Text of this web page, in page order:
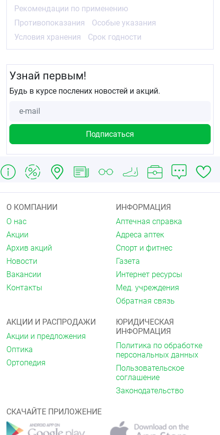
Рекомендации по применению
Противопоказания
Особые указания
Условия хранения
Срок годности
Узнай первым!
Будь в курсе послених новостей и акций.
О КОМПАНИИ
О нас
Акции
Архив акций
Новости
Вакансии
Контакты
ИНФОРМАЦИЯ
Аптечная справка
Адреса аптек
Спорт и фитнес
Газета
Интернет ресурсы
Мед. учреждения
Обратная связь
АКЦИИ И РАСПРОДАЖИ
Акции и предложения
Оптика
Ортопедия
ЮРИДИЧЕСКАЯ
ИНФОРМАЦИЯ
Политика по обработке
персональных данных
Пользовательское
соглашение
Законодательство
СКАЧАЙТЕ ПРИЛОЖЕНИЕ